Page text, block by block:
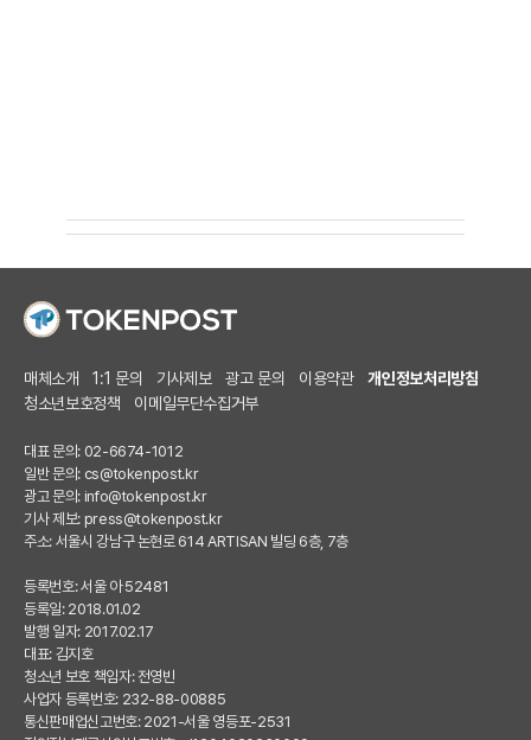
매체소개 1:1 문의 기사제보 광고 문의 이용약관
개인정보처리방침
청소년보호정책
이메일무단수집거부
대표 문의: 02-6674-1012
일반 문의: cs@tokenpost.kr
광고 문의: info@tokenpost.kr
기사 제보: press@tokenpost.kr
주소: 서울시 강남구 논현로 614 ARTISAN 빌딩 6층, 7층
등록번호: 서울 아 52481
등록일: 2018.01.02
발행 일자: 2017.02.17
대표: 김지호
청소년 보호 책임자: 전영빈
사업자 등록번호: 232-88-00885
통신판매업신고번호: 2021-서울 영등포-2531